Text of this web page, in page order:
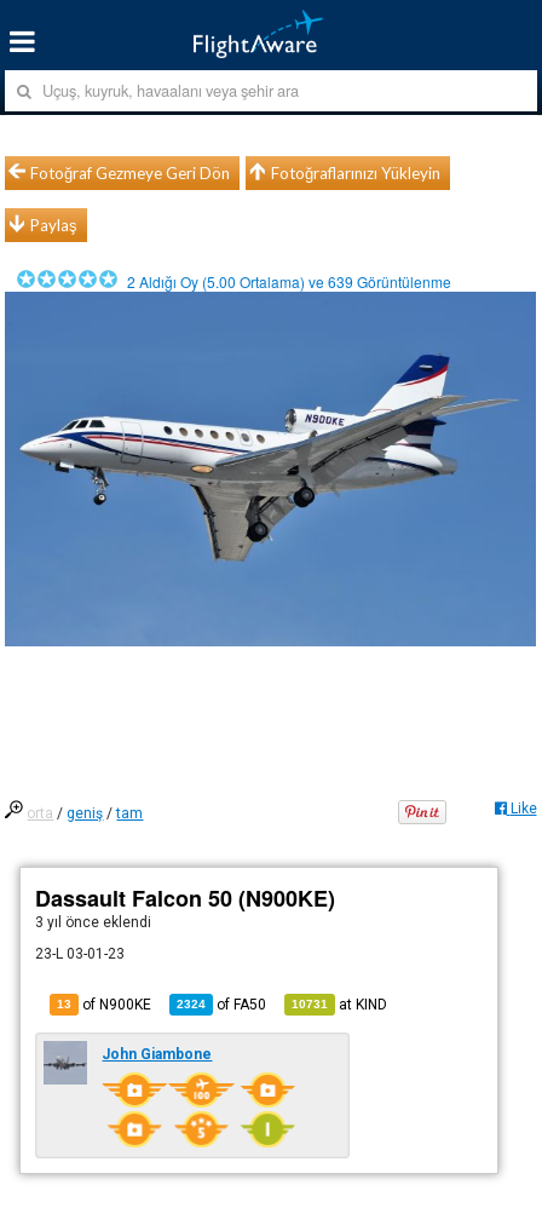
Fotoğraf Gezmeye Geri Dön Fotoğraflarınızı Yükleyin
Paylaş
2 Aldığı Oy (5.00 Ortalama) ve639 Görüntülenme
orta /geniş /tam Like
Dassault Falcon 50 (N900KE)
3 yıl önce eklendi
23-L 03-01-23
13 of N900KE 2324 ofFA50 10731 atKIND
John Giambone